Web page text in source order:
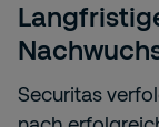
Securitas